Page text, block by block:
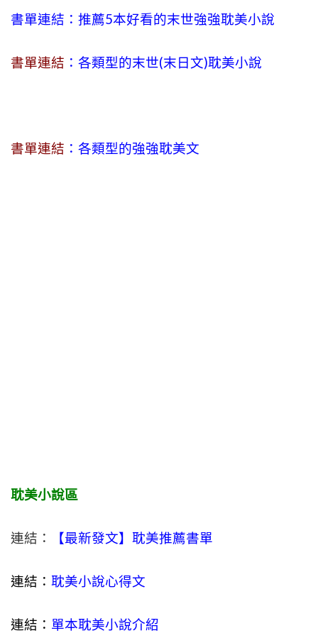
書單連結：推薦5本好看的末世強強耽美小說
書單連結 ：各類型的末世(末日文)耽美小說
書單連結 ：各類型的強強耽美文
耽美小說區
連結： 【最新發文】耽美推薦書單
連結： 耽美小說心得文
連結： 單本耽美小說介紹